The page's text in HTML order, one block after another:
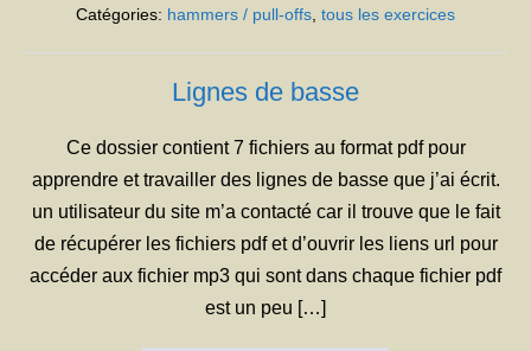
Catégories: hammers / pull-offs, tous les exercices
Lignes de basse
Ce dossier contient 7 fichiers au format pdf pour
apprendre et travailler des lignes de basse que j’ai écrit.
un utilisateur du site m’a contacté car il trouve que le fait
de récupérer les fichiers pdf et d’ouvrir les liens url pour
accéder aux fichier mp3 qui sont dans chaque fichier pdf
est un peu […]